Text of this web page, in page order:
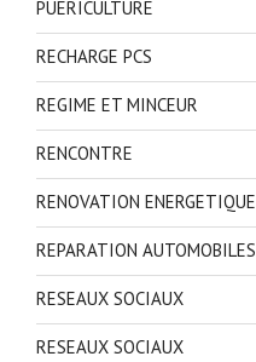
PUERICULTURE
RECHARGE PCS
REGIME ET MINCEUR
RENCONTRE
RENOVATION ENERGETIQUE
REPARATION AUTOMOBILES
RESEAUX SOCIAUX
RESEAUX SOCIAUX